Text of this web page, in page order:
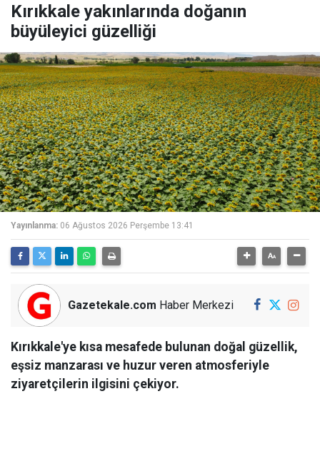
Kırıkkale yakınlarında doğanın
büyüleyici güzelliği
Yayınlanma: 06 Ağustos 2026 Perşembe 13:41
Gazetekale.com Haber Merkezi
Kırıkkale'ye kısa mesafede bulunan doğal güzellik,
eşsiz manzarası ve huzur veren atmosferiyle
ziyaretçilerin ilgisini çekiyor.